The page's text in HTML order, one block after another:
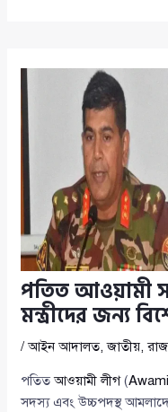
পতিত আওয়ামী
মন্ত্রীদের জন্য
/আইন আদালত,জাতীয়,
পতিতআওয়ামী লীগ(
সদস্য এবং উচ্চপদস্থ